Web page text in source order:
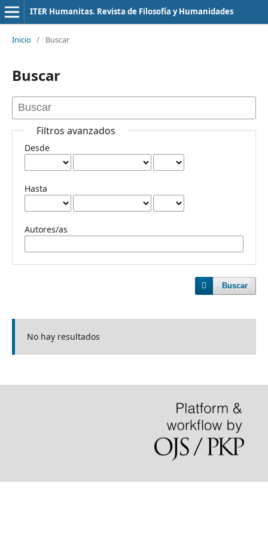
ITER Humanitas. Revista de Filosofía y Humanidades
Inicio / Buscar
Buscar
Filtros avanzados
Desde
Hasta
Autores/as
Buscar
No hay resultados